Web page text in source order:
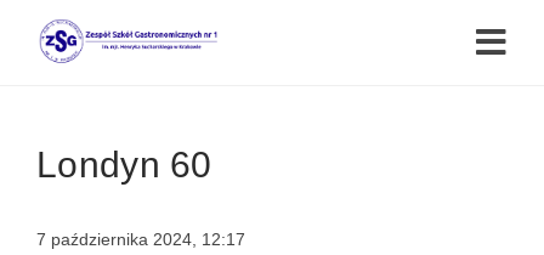
Londyn 60
7 października 2024, 12:17